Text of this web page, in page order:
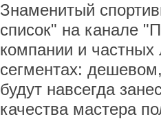
Знаменитый
список" на канале
компании и
сегментах:
будут навсегда
качества мастера